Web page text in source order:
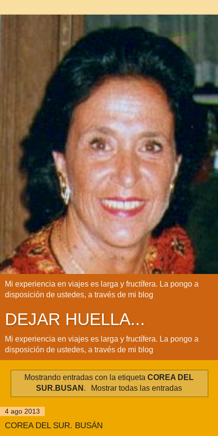
Mi experiencia en viajes es larga y fructífera. La pongo a
disposición de ustedes, a través de mi blog
DEJAR HUELLA...
Mi experiencia en viajes es larga y fructífera. La pongo a
disposición de ustedes, a través de mi blog
Mostrando entradas con la etiqueta COREA DEL
SUR.BUSAN . Mostrar todas las entradas
4 ago 2013
COREA DEL SUR. BUSÁN